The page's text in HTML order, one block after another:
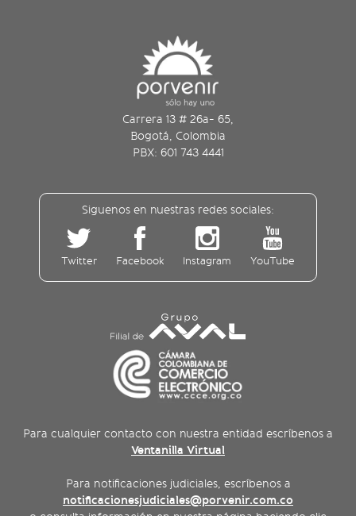
Carrera 13 # 26a- 65,
Bogotá, Colombia
PBX: 601 743 4441
Siguenos en nuestras redes sociales:
Twitter Facebook Instagram YouTube
Para cualquier contacto con nuestra entidad escríbenos a
Ventanilla Virtual
Para notificaciones judiciales, escríbenos a
notificacionesjudiciales@porvenir.com.co